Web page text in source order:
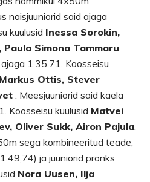
naisjuuniorid said ajaga
kuulusid Inessa Sorokin,
Paula Simona Tammaru
1.35,71. Koosseisu
Ottis, Stever
. Meesjuuniorid said kaela
Koosseisu kuulusid Matvei
Oliver Sukk, Airon Pajula
sega kombineeritud teade,
ja juuniorid pronks
Nora Uusen, Ilja